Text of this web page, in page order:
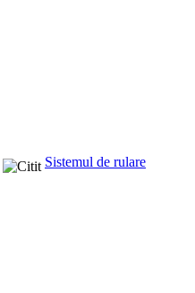
Sistemul de rulare